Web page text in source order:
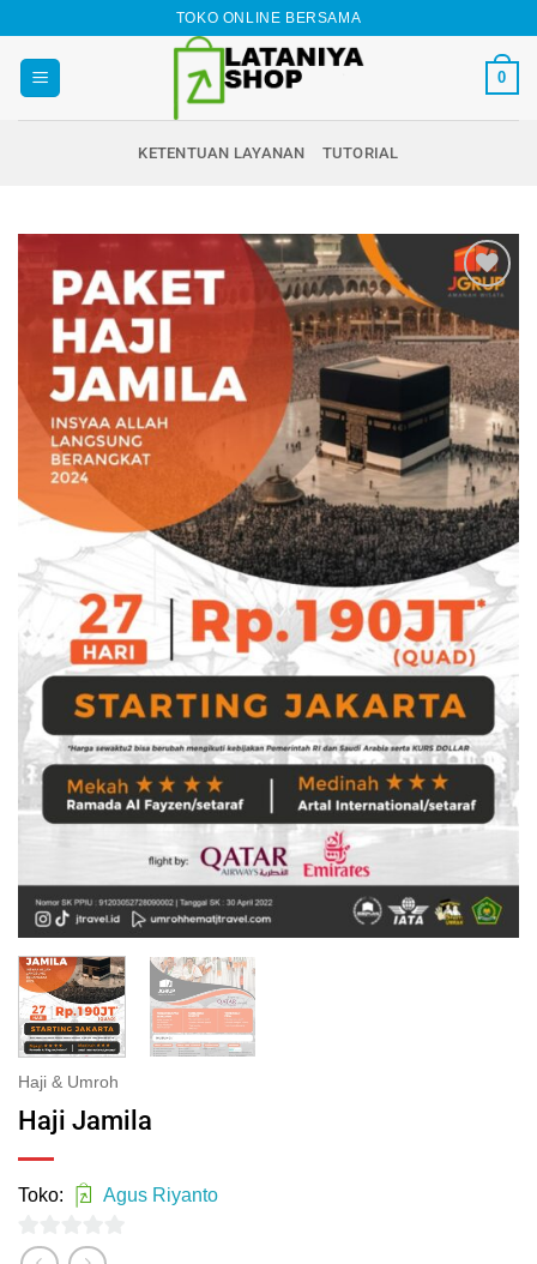
content
TOKO ONLINE BERSAMA
0
KETENTUAN LAYANAN TUTORIAL
Add to
wishlist
Haji & Umroh
Haji Jamila
Toko: Agus Riyanto
0